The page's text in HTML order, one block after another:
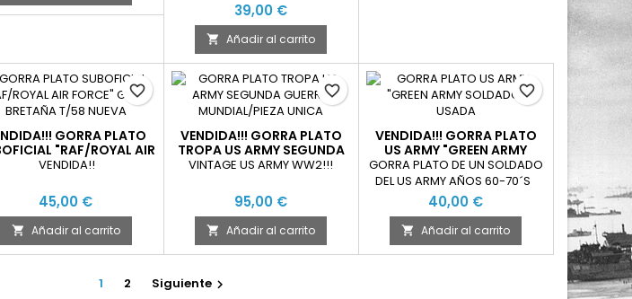
39,00 €
 Añadir al carrito
GORRA PLATO
"RAF/ROYAL AIR
FORCE" GRAN BRETAÑA
VENDIDA!!
45,00 €
 Añadir al carrito
favorite_border
VENDIDA!!! GORRA PLATO
TROPA US ARMY SEGUNDA
GUERRA MUNDIAL
VINTAGE US ARMY WW2!!!
95,00 €
 Añadir al carrito
favorite_border
VENDIDA!!! GORRA PLATO
US ARMY "GREEN ARMY
SOLDADO" USADA
GORRA PLATO DE UN SOLDADO
DEL US ARMY AÑOS 60-70´S
40,00 €
 Añadir al carrito
favorite_border
1 2 Siguiente 